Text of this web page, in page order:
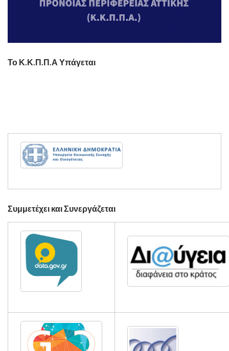
Το Κ.Κ.Π.Π.Α Υπάγεται
Συμμετέχει και Συνεργάζεται